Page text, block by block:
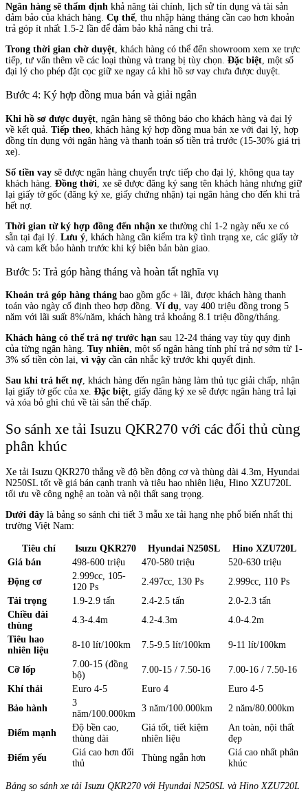
Ngân hàng sẽ thẩm định khả năng tài chính, lịch sử tín dụng và tài sản
đảm bảo của khách hàng. Cụ thể, thu nhập hàng tháng cần cao hơn khoản
trả góp ít nhất 1.5-2 lần để đảm bảo khả năng chi trả.
Trong thời gian chờ duyệt , khách hàng có thể đến showroom xem xe trực
tiếp, tư vấn thêm về các loại thùng và trang bị tùy chọn. Đặc biệt , một số
đại lý cho phép đặt cọc giữ xe ngay cả khi hồ sơ vay chưa được duyệt.
Bước 4: Ký hợp đồng mua bán và giải ngân
Khi hồ sơ được duyệt , ngân hàng sẽ thông báo cho khách hàng và đại lý
về kết quả. Tiếp theo , khách hàng ký hợp đồng mua bán xe với đại lý, hợp
đồng tín dụng với ngân hàng và thanh toán số tiền trả trước (15-30% giá trị
xe).
Số tiền vay sẽ được ngân hàng chuyển trực tiếp cho đại lý, không qua tay
khách hàng. Đồng thời , xe sẽ được đăng ký sang tên khách hàng nhưng giữ
lại giấy tờ gốc (đăng ký xe, giấy chứng nhận) tại ngân hàng cho đến khi trả
hết nợ.
Thời gian từ ký hợp đồng đến nhận xe thường chỉ 1-2 ngày nếu xe có
sẵn tại đại lý. Lưu ý , khách hàng cần kiểm tra kỹ tình trạng xe, các giấy tờ
và cam kết bảo hành trước khi ký biên bản bàn giao.
Bước 5: Trả góp hàng tháng và hoàn tất nghĩa vụ
Khoản trả góp hàng tháng bao gồm gốc + lãi, được khách hàng thanh
toán vào ngày cố định theo hợp đồng. Ví dụ, vay 400 triệu đồng trong 5
năm với lãi suất 8%/năm, khách hàng trả khoảng 8.1 triệu đồng/tháng.
Khách hàng có thể trả nợ trước hạn sau 12-24 tháng vay tùy quy định
của từng ngân hàng. Tuy nhiên, một số ngân hàng tính phí trả nợ sớm từ 1-
3% số tiền còn lại, vì vậy cần cân nhắc kỹ trước khi quyết định.
Sau khi trả hết nợ, khách hàng đến ngân hàng làm thủ tục giải chấp, nhận
lại giấy tờ gốc của xe. Đặc biệt, giấy đăng ký xe sẽ được ngân hàng trả lại
và xóa bỏ ghi chú về tài sản thế chấp.
So sánh xe tải Isuzu QKR270 với các đối thủ cùng
phân khúc
Xe tải Isuzu QKR270 thắng về độ bền động cơ và thùng dài 4.3m, Hyundai
N250SL tốt về giá bán cạnh tranh và tiêu hao nhiên liệu, Hino XZU720L
tối ưu về công nghệ an toàn và nội thất sang trọng.
Dưới đây là bảng so sánh chi tiết 3 mẫu xe tải hạng nhẹ phổ biến nhất thị
trường Việt Nam:
Tiêu chí Isuzu QKR270 Hyundai N250SL
Hino XZU720L
Giá bán
498-600 triệu 470-580 triệu
520-630 triệu
Động cơ
2.999cc, 105-
120 Ps
2.497cc, 130 Ps
2.999cc, 110 Ps
Tải trọng
1.9-2.9 tấn 2.4-2.5 tấn
2.0-2.3 tấn
Chiều dài
thùng
4.3-4.4m 4.2-4.3m
4.0-4.2m
Tiêu hao
nhiên liệu
8-10 lít/100km 7.5-9.5 lít/100km 9-11 lít/100km
Cỡ lốp
7.00-15 (đồng
bộ)
7.00-15 / 7.50-16
7.00-16 / 7.50-16
Khí thải
Euro 4-5 Euro 4
Euro 4-5
Bảo hành
3
năm/100.000km
3 năm/100.000km 2 năm/80.000km
Điểm mạnh
Độ bền cao,
thùng dài
Giá tốt, tiết kiệm
nhiên liệu
An toàn, nội thất
đẹp
Điểm yếu
Giá cao hơn đối
thủ
Thùng ngắn hơn
Giá cao nhất phân
khúc
Bảng so sánh xe tải Isuzu QKR270 với Hyundai N250SL và Hino XZU720L